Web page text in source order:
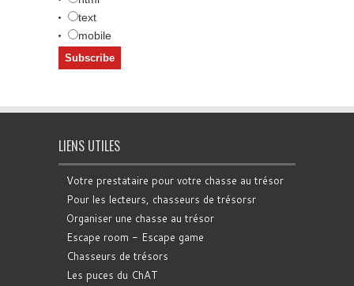
text
mobile
LIENS UTILES
Votre prestataire pour votre chasse au trésor
Pour les lecteurs, chasseurs de trésorsr
Organiser une chasse au trésor
Escape room - Escape game
Chasseurs de trésors
Les puces du ChAT